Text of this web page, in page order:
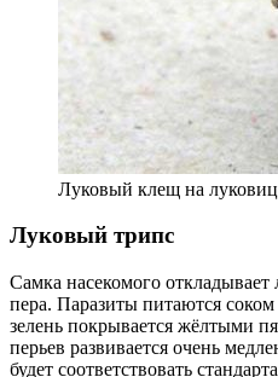
Луковый клещ на
Луковый трипс
Самка насекомого
пера. Паразиты питаются соком
зелень покрывается жёлтыми
перьев развивается очень
будет соответствовать